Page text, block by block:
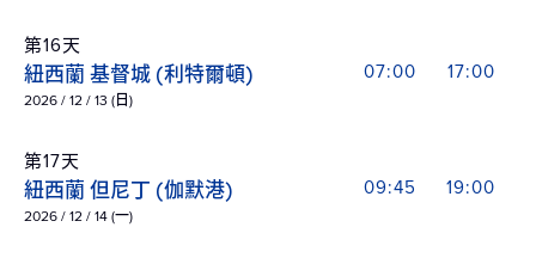
第16天
紐西蘭 基督城 (利特爾頓)
2026 / 12 / 13 (日)
07:00 17:00
第17天
紐西蘭 但尼丁 (伽默港)
2026 / 12 / 14 (一)
09:45 19:00